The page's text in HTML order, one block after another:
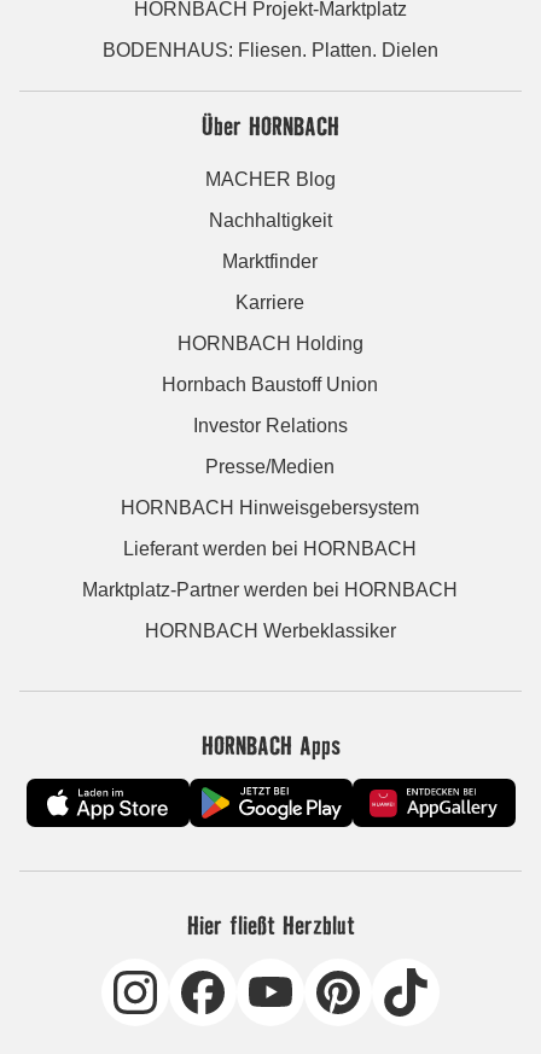
HORNBACH Projekt-Marktplatz
BODENHAUS: Fliesen. Platten. Dielen
Über HORNBACH
MACHER Blog
Nachhaltigkeit
Marktfinder
Karriere
HORNBACH Holding
Hornbach Baustoff Union
Investor Relations
Presse/Medien
HORNBACH Hinweisgebersystem
Lieferant werden bei HORNBACH
Marktplatz-Partner werden bei HORNBACH
HORNBACH Werbeklassiker
HORNBACH Apps
Hier fließt Herzblut